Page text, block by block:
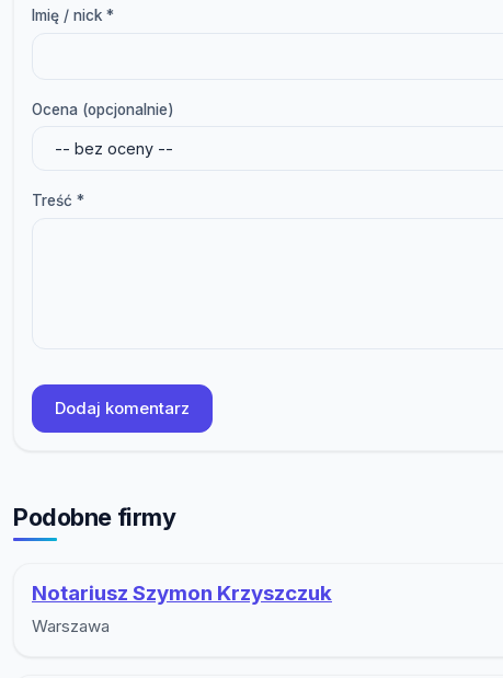
Imię / nick *
Ocena (opcjonalnie)
Treść *
Dodaj komentarz
Podobne firmy
Notariusz Szymon Krzyszczuk
Warszawa